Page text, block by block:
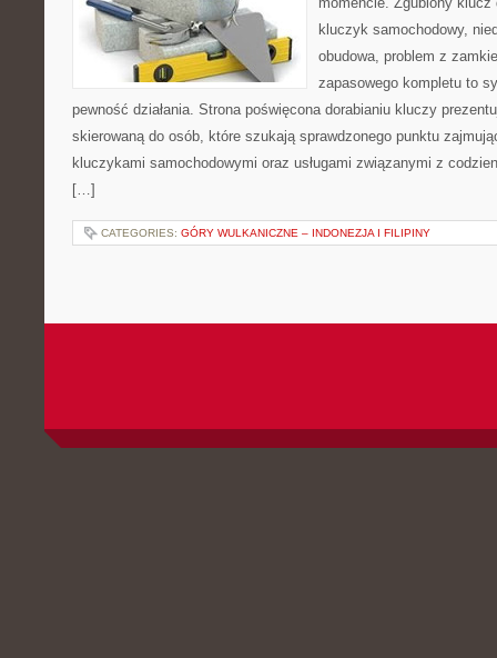
kluczyk samochodowy,
obudowa, problem z
zapasowego kompletu to
pewność działania. Strona poświęcona dorabianiu kluczy
skierowaną do osób, które szukają sprawdzonego punktu
kluczykami samochodowymi oraz usługami związanymi z
[…]
CATEGORIES: GÓRY WULKANICZNE – INDONEZJA I FILIPINY